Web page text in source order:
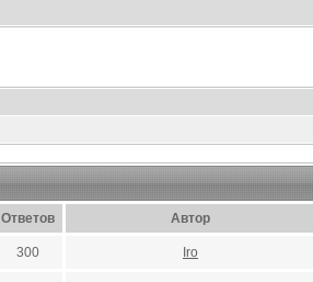
Ответов Автор
300 Iro